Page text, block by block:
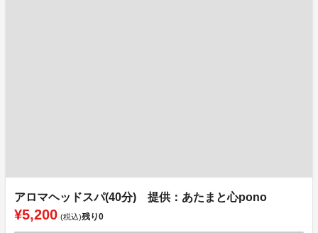
アロマヘッドスパ(40分) 提供：あたまと心pono
¥5,200 (税込)残り0